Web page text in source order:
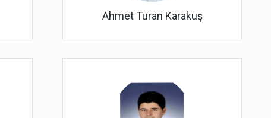
Ahmet Turan Karakuş